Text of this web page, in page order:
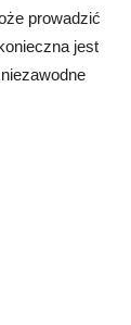
prowadzić
jest